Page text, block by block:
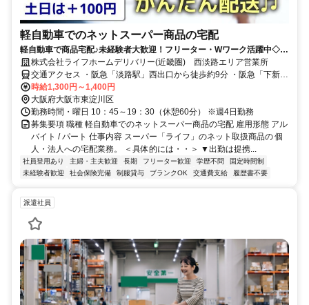
軽自動車でのネットスーパー商品の宅配
軽自動車で商品宅配♪未経験者大歓迎！フリーター・Wワーク活躍中◇週
4日勤務◇土日は＋100円
株式会社ライフホームデリバリー(近畿圏) 西淡路エリア営業所
交通アクセス ・阪急「淡路駅」西出口から徒歩約9分 ・阪急「下新庄
駅」から徒歩約10分 ・JRおおさか東線「南吹田駅」から徒歩約8分
・JR「東淀川駅」東出口から徒歩約12分 ・大阪メトロ御堂筋線「東
三国駅」1号出口から徒歩約15分 ・車通勤OK
時給1,300円～1,400円
大阪府大阪市東淀川区
勤務時間・曜日 10：45～19：30（休憩60分） ※週4日勤務
募集要項 職種 軽自動車でのネットスーパー商品の宅配 雇用形態 アル
バイト / パート 仕事内容 スーパー「ライフ」のネット取扱商品の 個
人・法人への宅配業務。 ＜具体的には・・＞ ▼出勤は提携...
社員登用あり 主婦・主夫歓迎 長期 フリーター歓迎 学歴不問
固定時間制
未経験者歓迎
社会保険完備 制服貸与 ブランクOK 交通費支給 履歴書不要
派遣社員